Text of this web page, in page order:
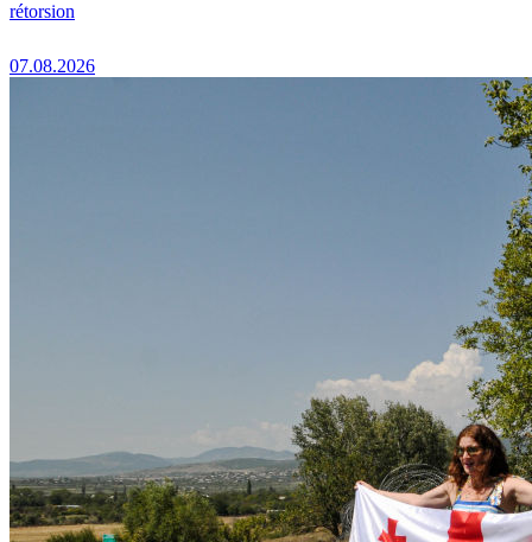
rétorsion
07.08.2026